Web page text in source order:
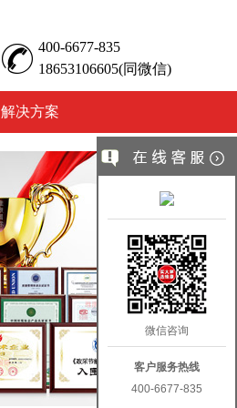
400-6677-835
18653106605(同微信)
解决方案
微信咨询
客户服务热线
400-6677-835